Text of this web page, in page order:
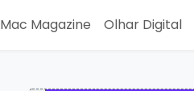
Mac Magazine Olhar Digital